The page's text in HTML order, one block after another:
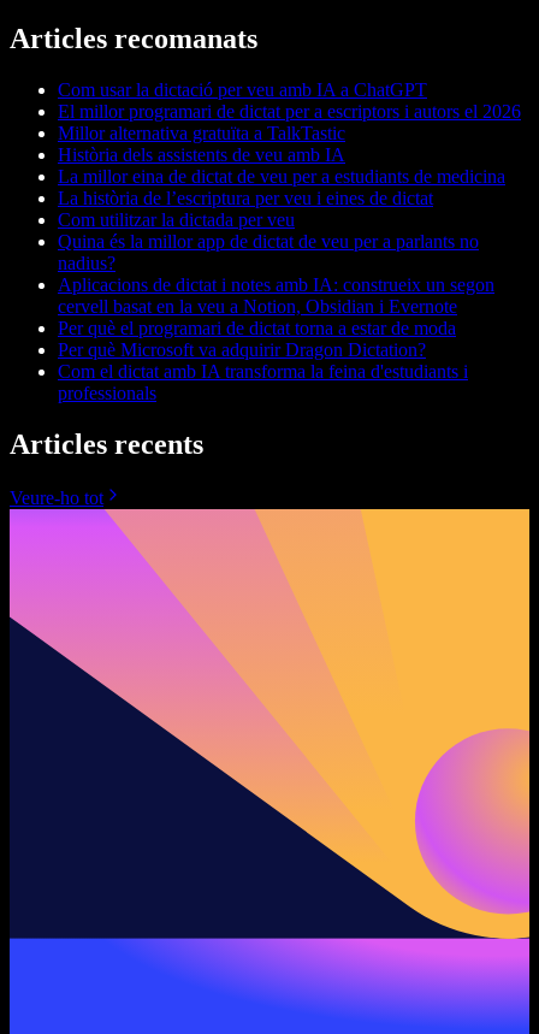
Articles recomanats
Com usar la dictació per veu amb IA a ChatGPT
El millor programari de dictat per a escriptors i autors el 2026
Millor alternativa gratuïta a TalkTastic
Història dels assistents de veu amb IA
La millor eina de dictat de veu per a estudiants de medicina
La història de l’escriptura per veu i eines de dictat
Com utilitzar la dictada per veu
Quina és la millor app de dictat de veu per a parlants no
nadius?
Aplicacions de dictat i notes amb IA: construeix un segon
cervell basat en la veu a Notion, Obsidian i Evernote
Per què el programari de dictat torna a estar de moda
Per què Microsoft va adquirir Dragon Dictation?
Com el dictat amb IA transforma la feina d'estudiants i
professionals
Articles recents
Veure-ho tot